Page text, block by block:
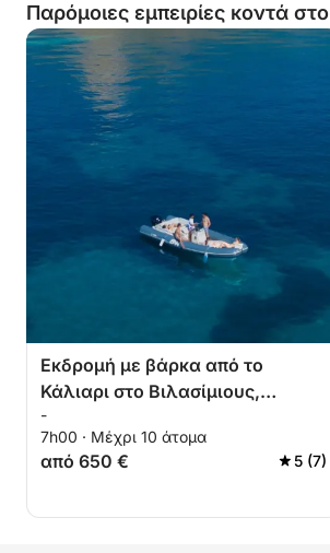
Παρόμοιες εμπειρίες κοντά στο
Εκδρομή με βάρκα από το
Κάλιαρι στο Βιλασίμιους,
ανάμεσα σε όρμους και
κρυστάλλινη θάλασσα
-
7h00 · Μέχρι 10 άτομα
από 650 € 5 (7)